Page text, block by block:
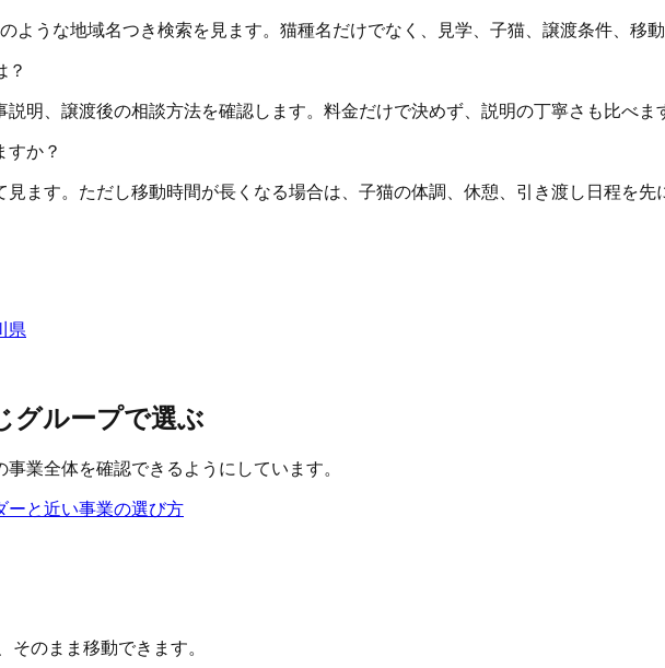
ような地域名つき検索を見ます。猫種名だけでなく、見学、子猫、譲渡条件、移
？
明、譲渡後の相談方法を確認します。料金だけで決めず、説明の丁寧さも比べま
すか？
ます。ただし移動時間が長くなる場合は、子猫の体調、休憩、引き渡し日程を先
県
グループで選ぶ
業全体を確認できるようにしています。
ーと近い事業の選び方
のまま移動できます。